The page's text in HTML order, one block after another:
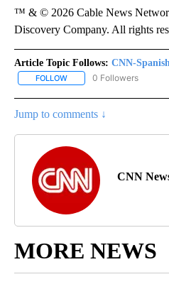
™ & © 2026 Cable News
Discovery Company. All rights
Article Topic Follows: CNN-Spanish
FOLLOW FOLLOW "CNN-SPANISH"
0 Followers
Jump to comments ↓
CNN
MORE NEWS